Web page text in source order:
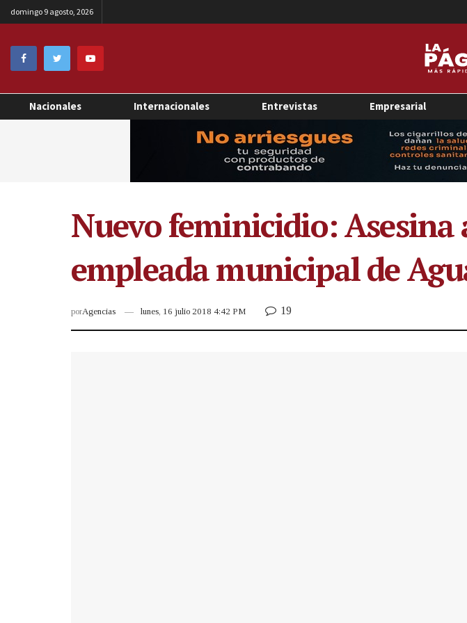
domingo 9 agosto, 2026
Nacionales Internacionales Entrevistas Empresarial
Nuevo feminicidio: Asesina
empleada municipal de
porAgencias lunes, 16 julio 2018 4:42 PM 19